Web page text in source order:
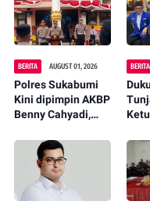
BERITA AUGUST 01, 2026
Polres Sukabumi
Kini dipimpin AKBP
Benny Cahyadi,
Komitmen Perkuat
Layanan Publik
BERITA
DPP